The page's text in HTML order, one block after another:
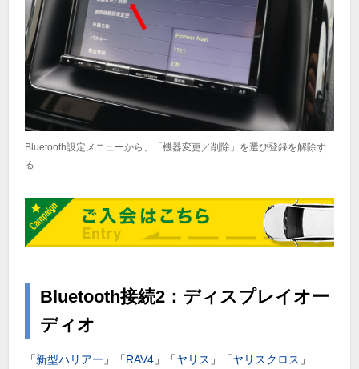
Bluetooth設定メニューから、「機器変更／削除」を選び登録を解除す
る
Bluetooth接続2：ディスプレイオー
ディオ
「新型ハリアー 」「RAV4 」「ヤリス 」「ヤリスクロス 」